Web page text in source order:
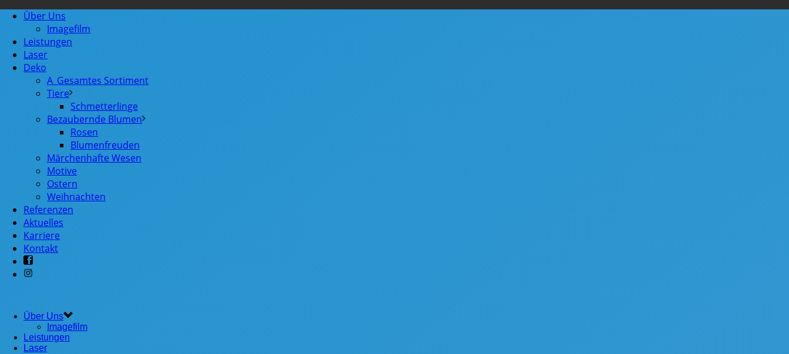
Über Uns
Imagefilm
Leistungen
Laser
Deko
A_Gesamtes Sortiment
Tiere
Schmetterlinge
Bezaubernde Blumen
Rosen
Blumenfreuden
Märchenhafte Wesen
Motive
Ostern
Weihnachten
Referenzen
Aktuelles
Karriere
Kontakt
Über Uns
Imagefilm
Leistungen
Laser